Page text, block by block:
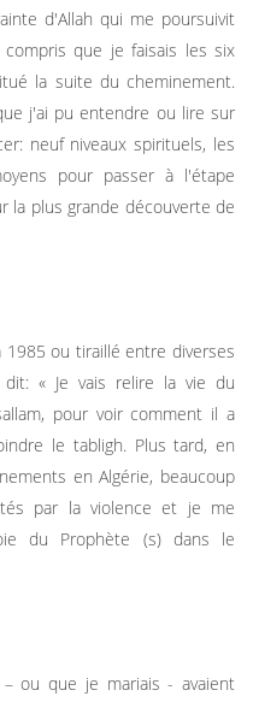
d'Allah qui me poursuivit
que je faisais les six
la suite du cheminement.
j'ai pu entendre ou lire sur
neuf niveaux spirituels, les
pour passer à l'étape
la plus grande découverte de
ou tiraillé entre diverses
« Je vais relire la vie du
pour voir comment il a
le tabligh. Plus tard, en
en Algérie, beaucoup
par la violence et je me
du Prophète (s) dans le
ou que je mariais - avaient